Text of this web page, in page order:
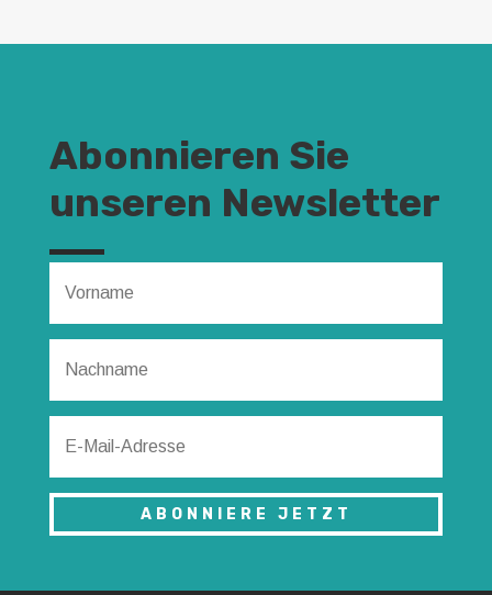
Abonnieren Sie
unseren Newsletter
ABONNIERE JETZT